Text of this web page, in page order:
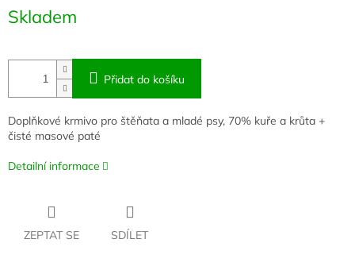
cena:
Skladem
Přidat do košíku
Doplňkové krmivo pro štěňata a mladé psy, 70% kuře a krůta +
čisté masové paté
Detailní informace
ZEPTAT SE SDÍLET